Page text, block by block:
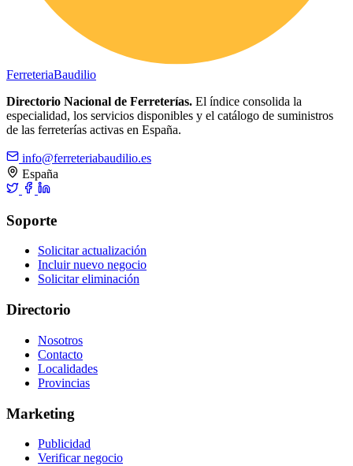
FerreteriaBaudilio
Directorio Nacional de Ferreterías. El índice consolida la
especialidad, los servicios disponibles y el catálogo de suministros
de las ferreterías activas en España.
info@ferreteriabaudilio.es
España
Soporte
Solicitar actualización
Incluir nuevo negocio
Solicitar eliminación
Directorio
Nosotros
Contacto
Localidades
Provincias
Marketing
Publicidad
Verificar negocio